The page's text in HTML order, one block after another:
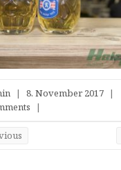
| 8. November 2017 |
|